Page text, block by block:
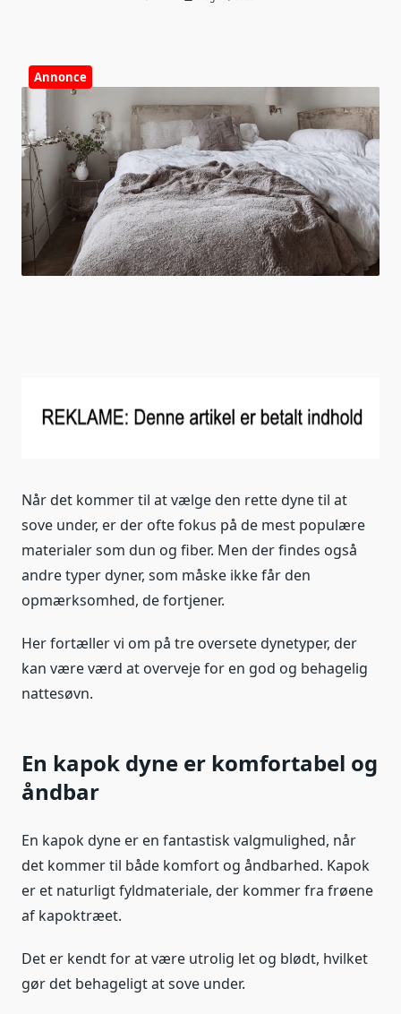
Annonce
Når det kommer til at vælge den rette dyne til at
sove under, er der ofte fokus på de mest populære
materialer som dun og fiber. Men der findes også
andre typer dyner, som måske ikke får den
opmærksomhed, de fortjener.
Her fortæller vi om på tre oversete dynetyper, der
kan være værd at overveje for en god og behagelig
nattesøvn.
En kapok dyne er komfortabel og
åndbar
En kapok dyne er en fantastisk valgmulighed, når
det kommer til både komfort og åndbarhed. Kapok
er et naturligt fyldmateriale, der kommer fra frøene
af kapoktræet.
Det er kendt for at være utrolig let og blødt, hvilket
gør det behageligt at sove under.